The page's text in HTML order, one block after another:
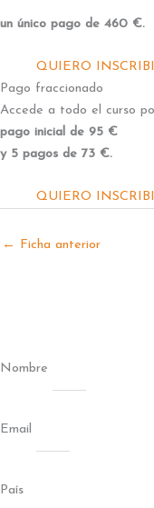
un único pago de 460 €.
QUIERO
Pago fraccionado
Accede a todo el curso
pago inicial de 95 €
y 5 pagos de 73 €.
QUIERO
← Ficha anterior
Nombre
Email
País